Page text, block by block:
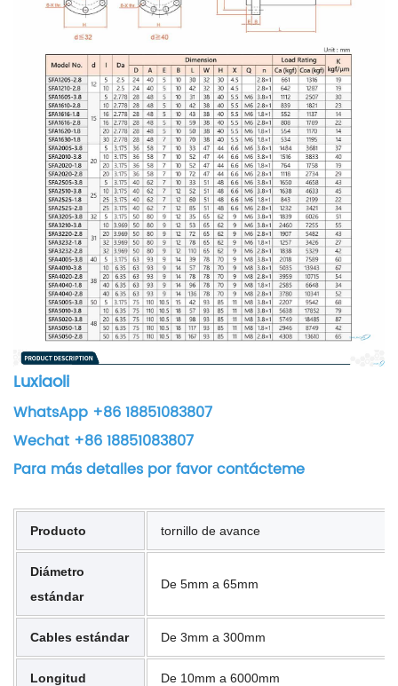
Luxiaoli
WhatsApp +86 18851083807
Wechat +86 18851083807
Para más detalles por favor contácteme
Producto tornillo de avance
Diámetro
estándar
De 5mm a 65mm
Cables estándar De 3mm a 300mm
Longitud De 10mm a 6000mm